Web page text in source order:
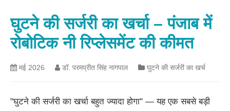
घुटने की सर्जरी का खर्चा – पंजाब में
रोबोटिक नी रिप्लेसमेंट की कीमत
मई 2026 डॉ. परमप्रीत सिंह नागपाल घुटने की सर्जरी का खर्च
"घुटने की सर्जरी का खर्चा बहुत ज्यादा होगा" — यह एक सबसे बड़ी